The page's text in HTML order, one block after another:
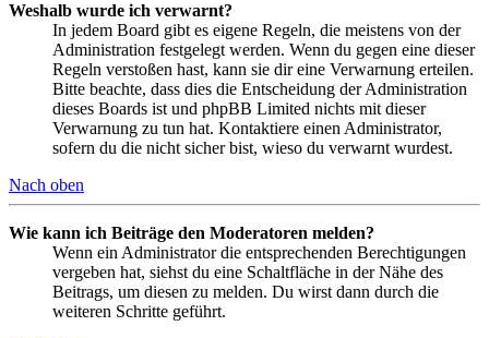
Weshalb wurde ich verwarnt?
In jedem Board gibt es eigene Regeln, die meistens von der
Administration festgelegt werden. Wenn du gegen eine dieser
Regeln verstoßen hast, kann sie dir eine Verwarnung erteilen.
Bitte beachte, dass dies die Entscheidung der Administration
dieses Boards ist und phpBB Limited nichts mit dieser
Verwarnung zu tun hat. Kontaktiere einen Administrator,
sofern du die nicht sicher bist, wieso du verwarnt wurdest.
Nach oben
Wie kann ich Beiträge den Moderatoren melden?
Wenn ein Administrator die entsprechenden Berechtigungen
vergeben hat, siehst du eine Schaltfläche in der Nähe des
Beitrags, um diesen zu melden. Du wirst dann durch die
weiteren Schritte geführt.